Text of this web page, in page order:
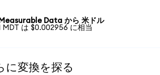
Measurable Data から 米ドル
MDT は $0.002956 に相当
に変換を探る